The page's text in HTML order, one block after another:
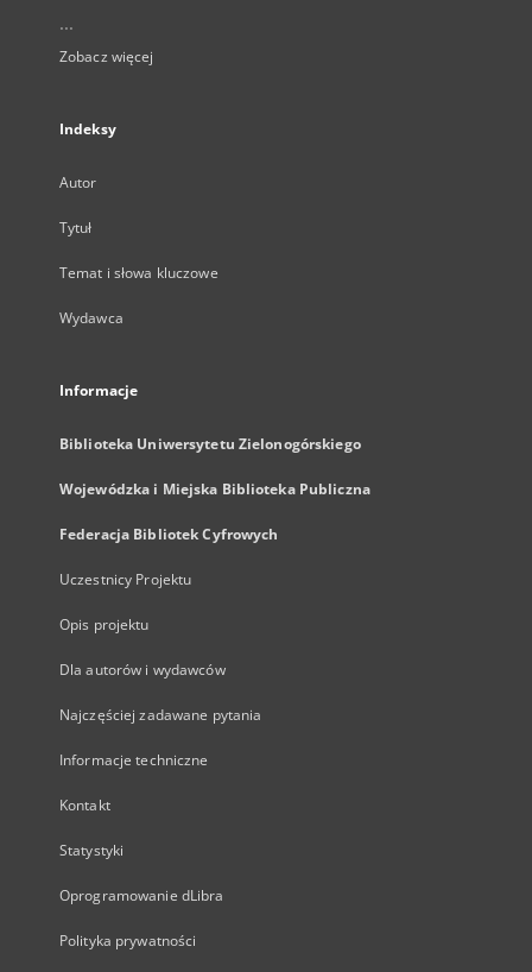
...
Zobacz więcej
Indeksy
Autor
Tytuł
Temat i słowa kluczowe
Wydawca
Informacje
Biblioteka Uniwersytetu Zielonogórskiego
Wojewódzka i Miejska Biblioteka Publiczna
Federacja Bibliotek Cyfrowych
Uczestnicy Projektu
Opis projektu
Dla autorów i wydawców
Najczęściej zadawane pytania
Informacje techniczne
Kontakt
Statystyki
Oprogramowanie dLibra
Polityka prywatności